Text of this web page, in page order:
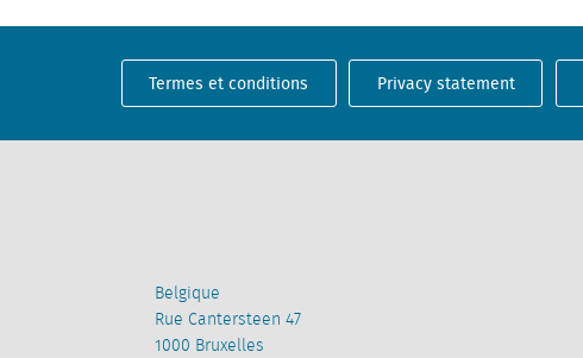
Termes et conditions Privacy statement
Belgique
Rue Cantersteen 47
1000 Bruxelles